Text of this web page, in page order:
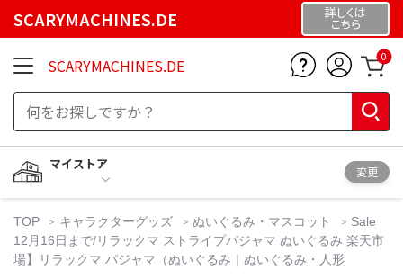
SCARYMACHINES.DE 詳しくは
こちら
SCARYMACHINES.DE 0
マイストア
変更
TOP キャラクターグッズ ぬいぐるみ・マスコット
Sale
12月16日まで/リラックマ ストライプパジャマ ぬいぐるみ 楽天市
場】リラックマ パジャマ（ぬいぐるみ｜ぬいぐるみ・人形